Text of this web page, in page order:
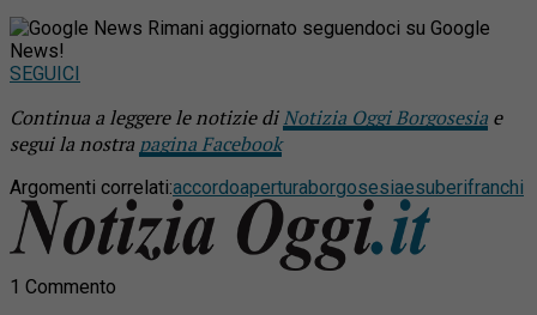
Rimani aggiornato seguendoci su Google
News!
SEGUICI
Continua a leggere le notizie diNotizia Oggi Borgosesia e
segui la nostra pagina Facebook
Argomenti correlati:accordoaperturaborgosesiaesuberifranchi
1 Commento